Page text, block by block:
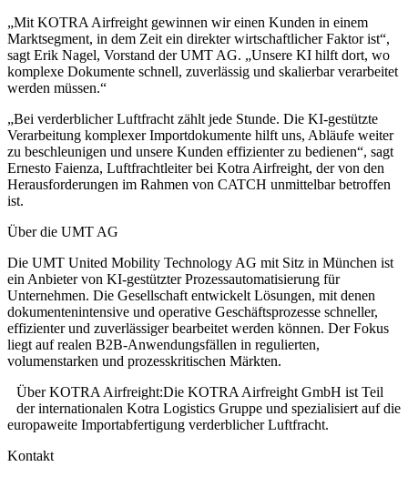
„Mit KOTRA Airfreight gewinnen wir einen Kunden in einem
Marktsegment, in dem Zeit ein direkter wirtschaftlicher Faktor ist“,
sagt Erik Nagel, Vorstand der UMT AG. „Unsere KI hilft dort, wo
komplexe Dokumente schnell, zuverlässig und skalierbar verarbeitet
werden müssen.“
„Bei verderblicher Luftfracht zählt jede Stunde. Die KI-gestützte
Verarbeitung komplexer Importdokumente hilft uns, Abläufe weiter
zu beschleunigen und unsere Kunden effizienter zu bedienen“, sagt
Ernesto Faienza, Luftfrachtleiter bei Kotra Airfreight, der von den
Herausforderungen im Rahmen von CATCH unmittelbar betroffen
ist.
Über die UMT AG
Die UMT United Mobility Technology AG mit Sitz in München ist
ein Anbieter von KI-gestützter Prozessautomatisierung für
Unternehmen. Die Gesellschaft entwickelt Lösungen, mit denen
dokumentenintensive und operative Geschäftsprozesse schneller,
effizienter und zuverlässiger bearbeitet werden können. Der Fokus
liegt auf realen B2B-Anwendungsfällen in regulierten,
volumenstarken und prozesskritischen Märkten.
Über KOTRA Airfreight:Die KOTRA Airfreight GmbH ist Teil
der internationalen Kotra Logistics Gruppe und spezialisiert auf die
europaweite Importabfertigung verderblicher Luftfracht.
Kontakt